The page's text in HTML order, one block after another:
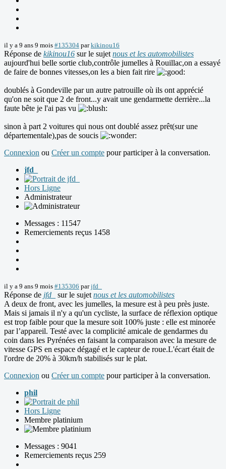
il y a 9 ans 9 mois #135304 parkikinou16
Réponse de kikinou16 sur le sujet nous et les automobilistes
aujourd'hui belle sortie club,contrôle jumelles à Rouillac,on a essayé
de faire de bonnes vitesses,on les a bien fait rire
doublés à Gondeville par un autre patrouille où ils ont apprécié
qu'on ne soit que 2 de front...y avait une gendarmette derrière...la
faute bête je l'ai pas vu
sinon à part 2 voitures qui nous ont doublé assez prêt(sur une
départementale),pas de soucis
Connexion ou Créer un compte pour participer à la conversation.
jfd_
Hors Ligne
Administrateur
Messages : 11547
Remerciements reçus 1458
il y a 9 ans 9 mois #135306 parjfd_
Réponse de jfd_ sur le sujet nous et les automobilistes
A deux de front, avec les jumelles, la mesure est à peu près juste.
Mais si jamais il n'y a qu'un cycliste, la surface de réflexion optique
est trop faible pour que la mesure soit 100% juste : elle est minorée
par l’appareil. Testé avec la complicité amicale de gendarmes du
coin dans les Pyrénées en faisant la comparaison avec la mesure de
vitesse GPS en espace dégagé et le capteur de roue.L'écart était de
l'ordre de 20% à 30km/h stabilisés sur le plat.
Connexion ou Créer un compte pour participer à la conversation.
phil
Hors Ligne
Membre platinium
Messages : 9041
Remerciements reçus 259